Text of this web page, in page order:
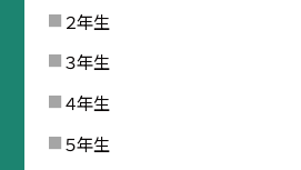
２年生
３年生
４年生
５年生